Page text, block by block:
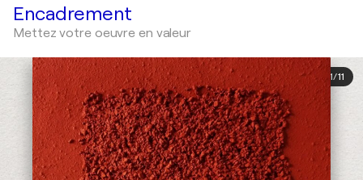
Encadrement
Mettez votre oeuvre en valeur
1/11